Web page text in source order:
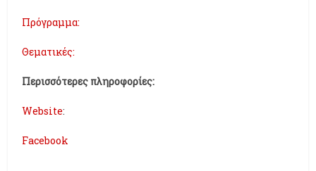
Πρόγραμμα:
Θεματικές:
Περισσότερες πληροφορίες:
Website:
Facebook